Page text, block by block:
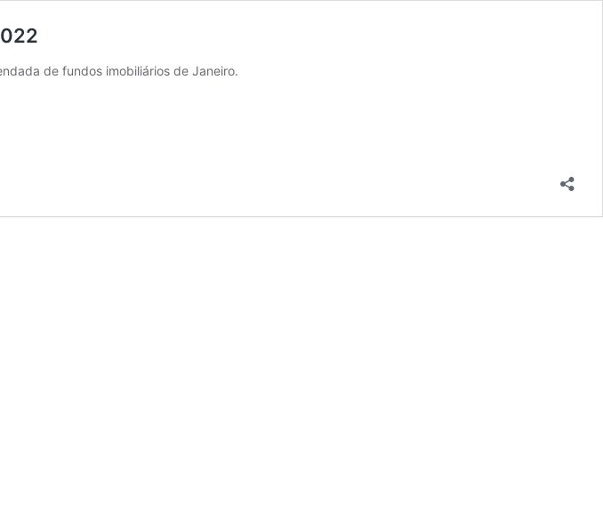
de fundos imobiliários de Janeiro.